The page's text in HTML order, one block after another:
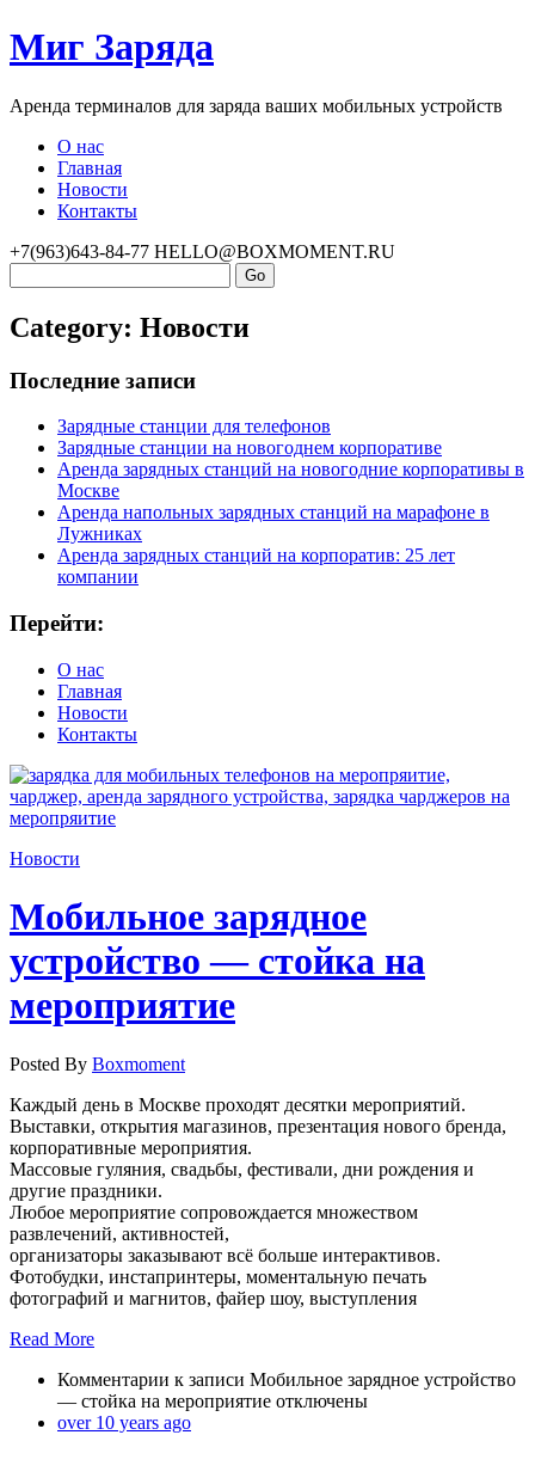
Миг Заряда
Аренда терминалов для заряда ваших мобильных устройств
О нас
Главная
Новости
Контакты
+7(963)643-84-77 HELLO@BOXMOMENT.RU
Category: Новости
Последние записи
Зарядные станции для телефонов
Зарядные станции на новогоднем корпоративе
Аренда зарядных станций на новогодние корпоративы в
Москве
Аренда напольных зарядных станций на марафоне в
Лужниках
Аренда зарядных станций на корпоратив: 25 лет
компании
Перейти:
О нас
Главная
Новости
Контакты
Новости
Мобильное зарядное
устройство — стойка на
мероприятие
Posted By Boxmoment
Каждый день в Москве проходят десятки мероприятий.
Выставки, открытия магазинов, презентация нового бренда,
корпоративные мероприятия.
Массовые гуляния, свадьбы, фестивали, дни рождения и
другие праздники.
Любое мероприятие сопровождается множеством
развлечений, активностей,
организаторы заказывают всё больше интерактивов.
Фотобудки, инстапринтеры, моментальную печать
фотографий и магнитов, файер шоу, выступления
Read More
Комментарии к записи Мобильное зарядное устройство
— стойка на мероприятие отключены
over 10 years ago